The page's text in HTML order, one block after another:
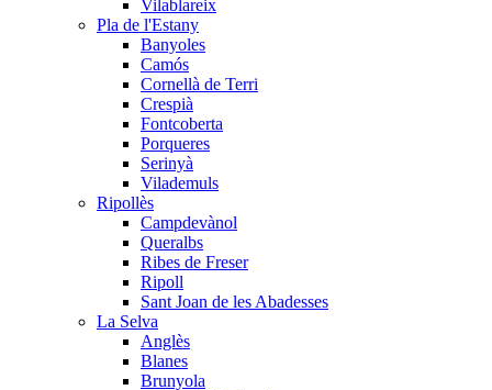
Vilablareix
Pla de l'Estany
Banyoles
Camós
Cornellà de Terri
Crespià
Fontcoberta
Porqueres
Serinyà
Vilademuls
Ripollès
Campdevànol
Queralbs
Ribes de Freser
Ripoll
Sant Joan de les Abadesses
La Selva
Anglès
Blanes
Brunyola